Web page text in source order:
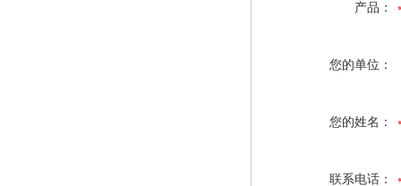
产品：
您的单位：
您的姓名：
联系电话：